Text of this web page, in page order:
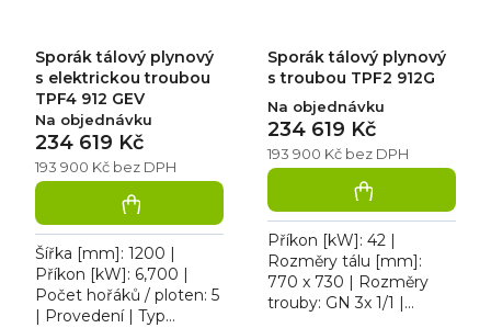
Sporák tálový plynový
s elektrickou troubou
TPF4 912 GEV
Na objednávku
193 900 Kč bez DPH
234 619 Kč
Šířka [mm]: 1200 |
Příkon [kW]: 6,700 |
Počet hořáků / ploten: 5
| Provedení | Typ
Sporák tálový plynový
s troubou TPF2 912G
Na objednávku
193 900 Kč bez DPH
234 619 Kč
Příkon [kW]: 42 |
Rozměry tálu [mm]:
770 x 730 | Rozměry
trouby: GN 3x 1/1 |